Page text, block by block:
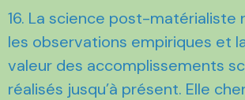
16. La science post-matérialiste
les observations empiriques et
valeur des accomplissements
réalisés jusqu’à présent. Elle